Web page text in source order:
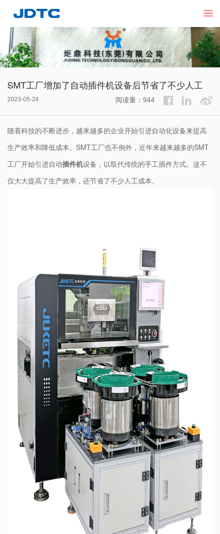
SMT工厂增加了自动插件机设备后节省了不少人工
2023-05-24 阅读量：944
随着科技的不断进步，越来越多的企业开始引进自动化设备来提高
生产效率和降低成本。SMT工厂也不例外，近年来越来越多的SMT
工厂开始引进自动插件机设备，以取代传统的手工插件方式。这不
仅大大提高了生产效率，还节省了不少人工成本。